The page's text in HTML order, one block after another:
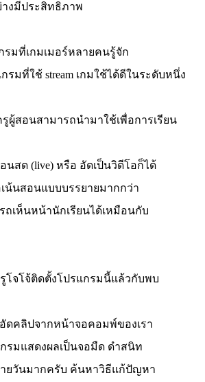
งมีประสิทธิภาพ
รมที่เกมเมอร์หลายคนรู้จัก
รมที่ใช้ stream เกมใช้ได้ดีในระดับหนึ่ง
รูผู้สอนสามารถนำมาใช้เพื่อการเรียน
นสด (live) หรือ อัดเป็นวิดีโอก็ได้
น้นสอนแบบบรรยายมากกว่า
ถเห็นหน้านักเรียนได้เหมือนกับ
โจโจ้ติดตั้งโปรแกรมนี้แล้วกับพบ
คลิปจากหน้าจอคอมพ์ของเรา
รมแสดงผลเป็นจอมืด ดำสนิท
ยวันมากครับ ค้นหาวิธีแก้ปัญหา